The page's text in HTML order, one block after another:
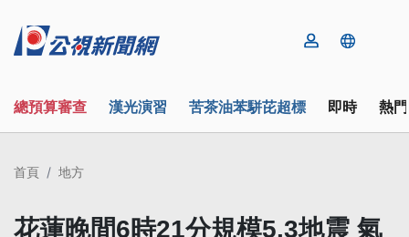
總預算審查 漢光演習 苦茶油苯駢芘超標 即時 熱
首頁 地方
花蓮晚間6時21分規模5.3地震 氣